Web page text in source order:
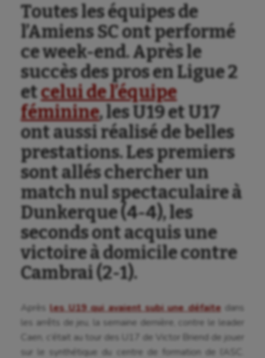
Aéronautique
Athlétisme
Auto
Aviron
Toutes les équipes de
l’Amiens SC ont performé
ce week-end. Après le
succès des pros en Ligue 2
etcelui de l’équipe
féminine, les U19 et U17
ont aussi réalisé de belles
prestations. Les premiers
sont allés chercher un
match nul spectaculaire à
Dunkerque (4-4), les
seconds ont acquis une
victoire à domicile contre
Cambrai (2-1).
Aprèsles U19 qui avaient subi une défaitedans
les arrêts de jeu, la semaine dernière, contre le leader
Caen, c’était au tour des U17 de Victor Briend de jouer
sur le synthétique du centre de formation de l’ASC.